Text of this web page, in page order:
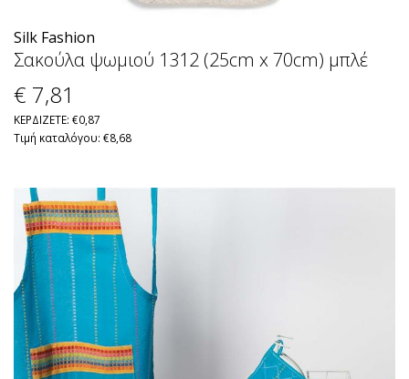
Silk Fashion
Σακούλα ψωμιού 1312 (25cm x 70cm) μπλέ
€ 7,81
ΚΕΡΔΙΖΕΤΕ: €0,87
Τιμή καταλόγου: €8,68